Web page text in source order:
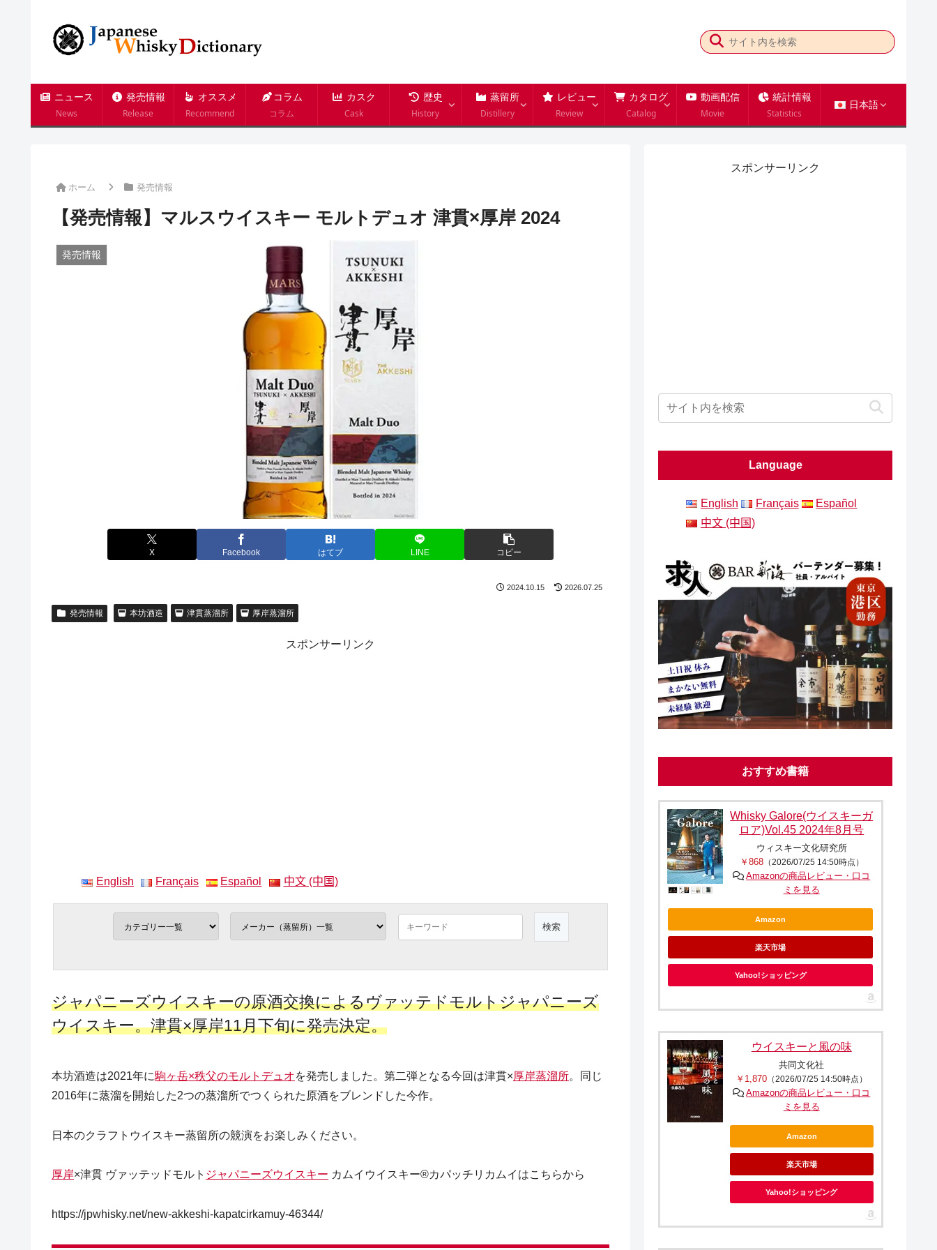
ニュース
News
発売情報
Release
オススメ
Recommend
コラム
コラム
カスク
Cask
歴史
History
蒸留所
Distillery
レビュー
Review
カタログ
Catalog
動画配信
Movie
統計情報
Statistics
日本語
ホーム 発売情報
【発売情報】マルスウイスキー モルトデュオ 津貫×厚岸 2024
発売情報
X Facebook はてブ LINE コピー
2024.10.15 2026.07.25
発売情報 本坊酒造 津貫蒸溜所 厚岸蒸溜所
スポンサーリンク
English Français Español 中文 (中国)
ジャパニーズウイスキーの原酒交換によるヴァッテドモルトジャパニーズ
ウイスキー。津貫×厚岸11月下旬に発売決定。
本坊酒造は2021年に駒ヶ岳×秩父のモルトデュオを発売しました。第二弾となる今回は津貫×厚岸蒸溜所。同じ
2016年に蒸溜を開始した2つの蒸溜所でつくられた原酒をブレンドした今作。
日本のクラフトウイスキー蒸留所の競演をお楽しみください。
厚岸×津貫 ヴァッテッドモルト ジャパニーズウイスキー カムイウイスキー®カパッチリカムイはこちらから
https://jpwhisky.net/new-akkeshi-kapatcirkamuy-46344/ ‎
スポンサーリンク
Language
English Français
Español
中文 (中国)
おすすめ書籍
Whisky Galore(ウイスキーガ
ロア)Vol.45 2024年8月号
ウィスキー文化研究所
￥868（2026/07/25 14:50時点）
Amazonの商品レビュー・口コ
ミを見る
Amazon
楽天市場
Yahoo!ショッピング
ウイスキーと風の味
共同文化社
￥1,870 （2026/07/25 14:50時点）
Amazonの商品レビュー・口コ
ミを見る
Amazon
楽天市場
Yahoo!ショッピング